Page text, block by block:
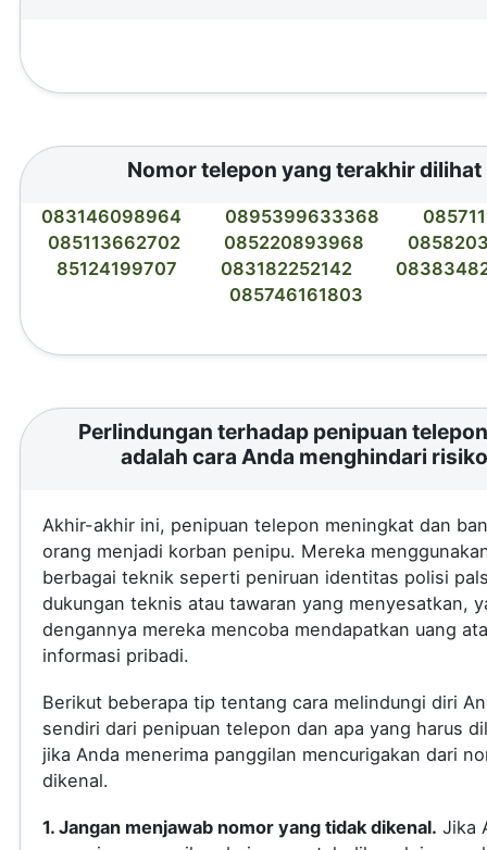
Nomor telepon yang terakhir dilihat
083146098964 0895399633368
085113662702
085220893968
85124199707
083182252142
085746161803
Perlindungan terhadap penipuan
adalah cara Anda menghindari risiko
Akhir-akhir ini, penipuan telepon meningkat dan
orang menjadi korban penipu. Mereka
berbagai teknik seperti peniruan identitas polisi
dukungan teknis atau tawaran yang menyesatkan,
dengannya mereka mencoba mendapatkan uang
informasi pribadi.
Berikut beberapa tip tentang cara melindungi diri
sendiri dari penipuan telepon dan apa yang harus
jika Anda menerima panggilan mencurigakan dari
dikenal.
1. Jangan menjawab nomor yang tidak dikenal. Jika